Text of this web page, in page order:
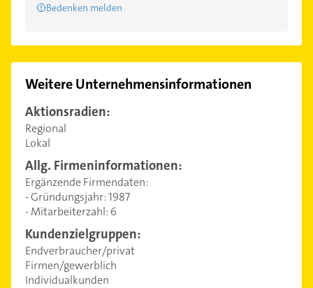
Bedenken melden
Weitere Unternehmensinformationen
Aktionsradien:
Regional
Lokal
Allg. Firmeninformationen:
Ergänzende Firmendaten:
- Gründungsjahr: 1987
- Mitarbeiterzahl: 6
Kundenzielgruppen:
Endverbraucher/privat
Firmen/gewerblich
Individualkunden